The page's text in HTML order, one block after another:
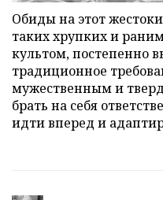
Обиды на этот
таких хрупких и
культом, постепенно
традиционное
мужественным и
брать на себя
идти вперед и